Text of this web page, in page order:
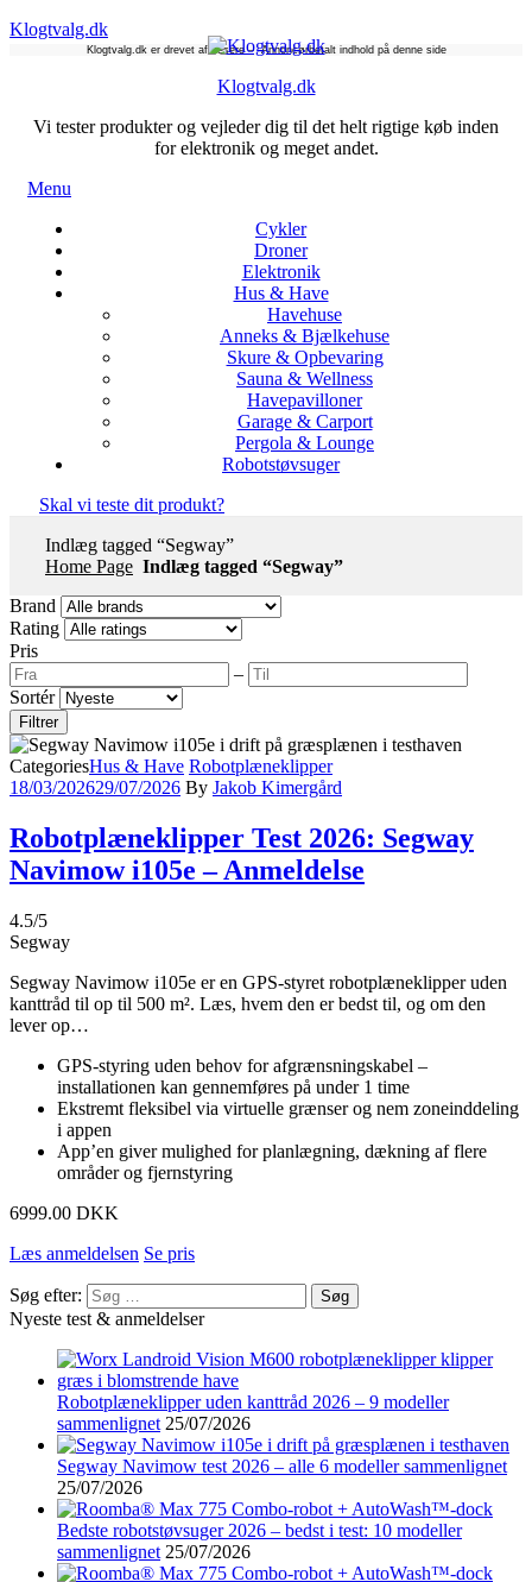
Klogtvalg.dk
Klogtvalg.dk er drevet af læsere – Annoncørbetalt indhold på denne side
Klogtvalg.dk
Vi tester produkter og vejleder dig til det helt rigtige køb inden
for elektronik og meget andet.
Menu
Cykler
Droner
Elektronik
Hus & Have
Havehuse
Anneks & Bjælkehuse
Skure & Opbevaring
Sauna & Wellness
Havepavilloner
Garage & Carport
Pergola & Lounge
Robotstøvsuger
Skal vi teste dit produkt?
Indlæg tagged “Segway”
Home Page Indlæg tagged “Segway”
Brand
Rating
Pris
–
Sortér
Filtrer
CategoriesHus & Have Robotplæneklipper
18/03/202629/07/2026 By Jakob Kimergård
Robotplæneklipper Test 2026: Segway
Navimow i105e – Anmeldelse
4.5/5
Segway
Segway Navimow i105e er en GPS-styret robotplæneklipper uden
kanttråd til op til 500 m². Læs, hvem den er bedst til, og om den
lever op…
GPS-styring uden behov for afgrænsningskabel –
installationen kan gennemføres på under 1 time
Ekstremt fleksibel via virtuelle grænser og nem zoneinddeling
i appen
App’en giver mulighed for planlægning, dækning af flere
områder og fjernstyring
6999.00 DKK
Læs anmeldelsen Se pris
Søg efter:
Nyeste test & anmeldelser
Robotplæneklipper uden kanttråd 2026 – 9 modeller
sammenlignet 25/07/2026
Segway Navimow test 2026 – alle 6 modeller sammenlignet
25/07/2026
Bedste robotstøvsuger 2026 – bedst i test: 10 modeller
sammenlignet 25/07/2026